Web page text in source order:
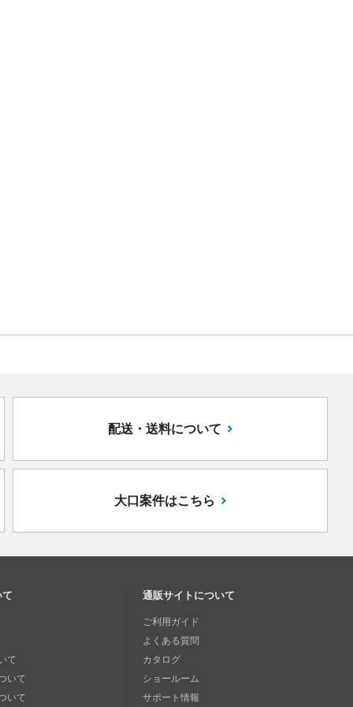
配送・送料について
大口案件はこちら
て
いて
いて
通販サイトについて
ご利用ガイド
よくある質問
カタログ
ショールーム
サポート情報